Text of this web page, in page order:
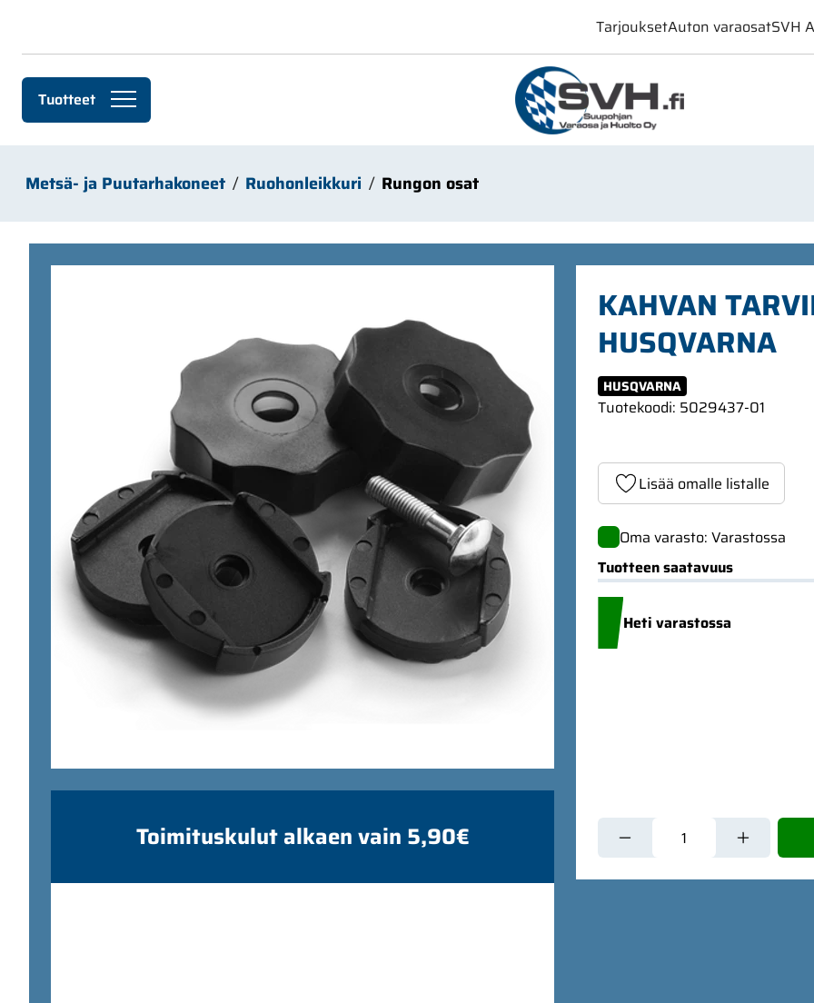
Tuotteet
TarjouksetAuton varaosatSVH
Metsä- ja Puutarhakoneet Ruohonleikkuri Rungon osat
KAHVAN
HUSQVARNA
Ohita kuvat
HUSQVARNA
Tuotekoodi: 5029437-01
Lisää omalle listalle
Oma varasto: Varastossa
Tuotteen saatavuus
Heti varastossa
Toimituskulut alkaen vain 5,90€